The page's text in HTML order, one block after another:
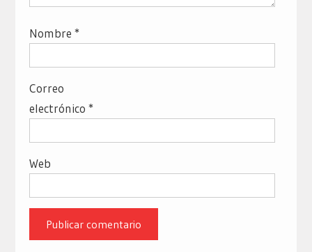
Nombre *
Correo
electrónico *
Web